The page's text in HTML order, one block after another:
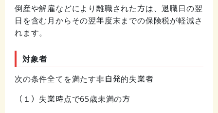
倒産や解雇などにより離職された方は、退職日の翌
日を含む月からその翌年度末までの保険税が軽減さ
れます。
対象者
次の条件全てを満たす非自発的失業者
（１）失業時点で65歳未満の方